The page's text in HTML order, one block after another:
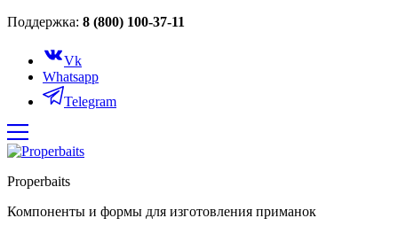
Поддержка: 8 (800) 100-37-11
Vk
Whatsapp
Telegram
Properbaits
Компоненты и формы для изготовления приманок